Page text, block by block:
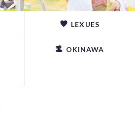
LEXUES
OKINAWA